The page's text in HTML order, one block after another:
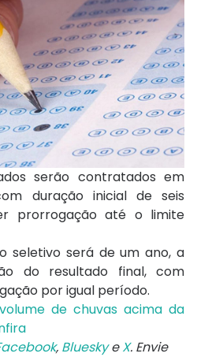
serão contratados em
duração inicial de seis
prorrogação até o limite
seletivo será de um ano, a
do resultado final, com
por igual período.
de chuvas acima da
, BlueskyeX. Envie